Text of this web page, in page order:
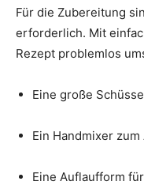
Für die Zubereitung
erforderlich. Mit
Rezept problemlos
Eine große
Ein Handmixer
Eine Auflaufform